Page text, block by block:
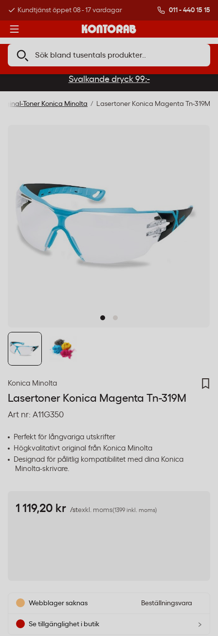
Kundtjänst öppet 08 - 17 vardagar Över 500 000
011 - 440 15 15
Svalkande dryck 99:-
Toner Konica Minolta Lasertoner Konica Magenta Tn-319M
Konica Minolta
Lasertoner Konica Magenta Tn-319M
Art nr: A11G350
Perfekt för långvariga utskrifter
Högkvalitativt original från Konica Minolta
Designad för pålitlig kompatibilitet med dina Konica
Minolta-skrivare.
1 119,20 kr /stexkl. moms(1399 inkl. moms)
Webblager saknas Beställningsvara
Se tillgänglighet i butik ›